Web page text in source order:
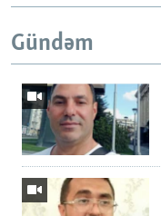
Gündəm